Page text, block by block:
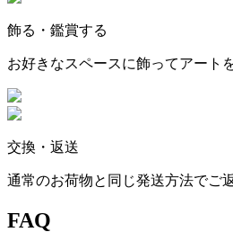
飾る・鑑賞する
お好きなスペースに飾ってアート
交換・返送
通常のお荷物と同じ発送方法でご
FAQ